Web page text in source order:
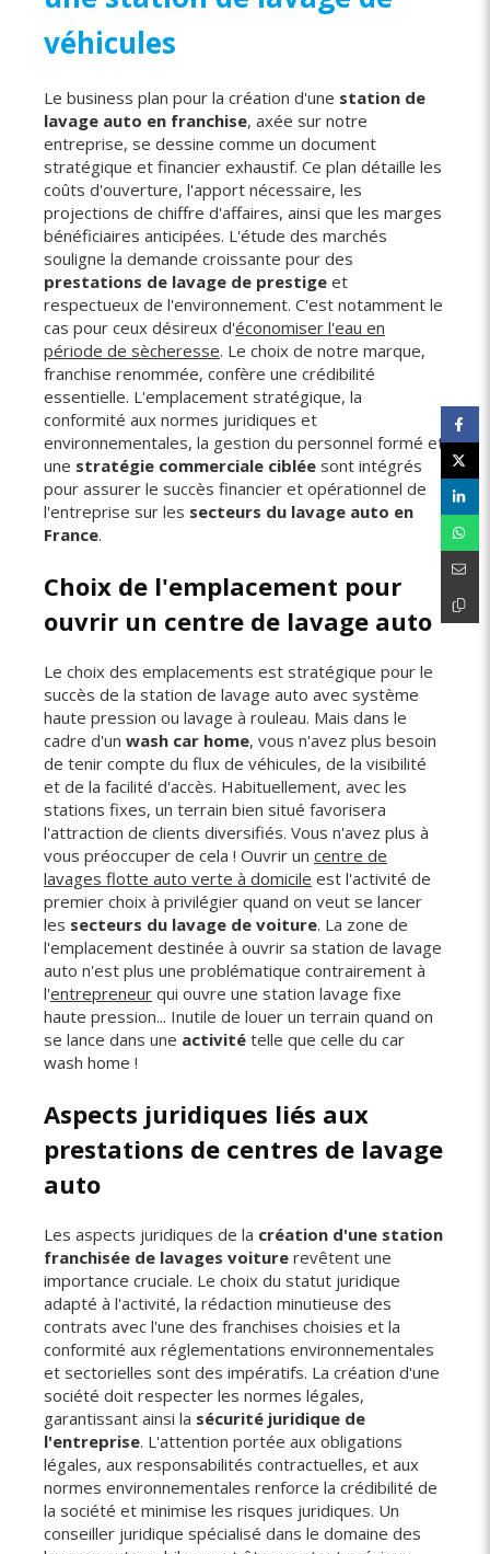
véhicules
Le business plan pour la création d'une station de
lavage auto en franchise, axée sur notre
entreprise, se dessine comme un document
stratégique et financier exhaustif. Ce plan détaille les
coûts d'ouverture, l'apport nécessaire, les
projections de chiffre d'affaires, ainsi que les marges
bénéficiaires anticipées. L'étude des marchés
souligne la demande croissante pour des
prestations de lavage de prestige et
respectueux de l'environnement. C'est notamment le
cas pour ceux désireux d'économiser l'eau en
période de sècheresse. Le choix de notre marque,
franchise renommée, confère une crédibilité
essentielle. L'emplacement stratégique, la
conformité aux normes juridiques et
environnementales, la gestion du personnel formé et
une stratégie commerciale ciblée sont intégrés
pour assurer le succès financier et opérationnel de
l'entreprise sur les secteurs du lavage auto en
France.
Choix de l'emplacement pour
ouvrir un centre de lavage auto
Le choix des emplacements est stratégique pour le
succès de la station de lavage auto avec système
haute pression ou lavage à rouleau. Mais dans le
cadre d'un wash car home, vous n'avez plus besoin
de tenir compte du flux de véhicules, de la visibilité
et de la facilité d'accès. Habituellement, avec les
stations fixes, un terrain bien situé favorisera
l'attraction de clients diversifiés. Vous n'avez plus à
vous préoccuper de cela ! Ouvrir un centre de
lavages flotte auto verte à domicile est l'activité de
premier choix à privilégier quand on veut se lancer
les secteurs du lavage de voiture. La zone de
l'emplacement destinée à ouvrir sa station de lavage
auto n'est plus une problématique contrairement à
l'entrepreneur qui ouvre une station lavage fixe
haute pression... Inutile de louer un terrain quand on
se lance dans une activité telle que celle du car
wash home !
Aspects juridiques liés aux
prestations de centres de lavage
auto
Les aspects juridiques de la création d'une station
franchisée de lavages voiture revêtent une
importance cruciale. Le choix du statut juridique
adapté à l'activité, la rédaction minutieuse des
contrats avec l'une des franchises choisies et la
conformité aux réglementations environnementales
et sectorielles sont des impératifs. La création d'une
société doit respecter les normes légales,
garantissant ainsi la sécurité juridique de
l'entreprise. L'attention portée aux obligations
légales, aux responsabilités contractuelles, et aux
normes environnementales renforce la crédibilité de
la société et minimise les risques juridiques. Un
conseiller juridique spécialisé dans le domaine des